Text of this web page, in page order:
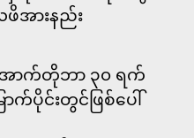
အားနည်း
ာက်တိုဘာ ၃၀ ရက်
က်ပိုင်းတွင်ဖြစ်ပေါ်